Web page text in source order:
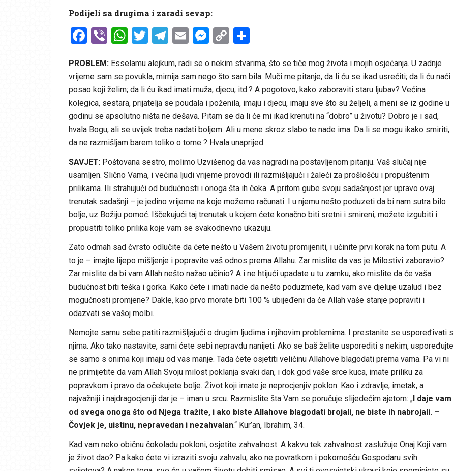
Podijeli sa drugima i zaradi sevap:
Facebook
ViberWhatsApp
Twitter
Telegram
EmailMessenger
Copy
PROBLEM:Esselamu alejkum, radi se o nekim stvarima, što se tiče mog života i mojih osjećanja. U zadnje
vrijeme sam se povukla, mirnija sam nego što sam bila. Muči me pitanje, da li ću se ikad usrećiti; da li ću naći
posao koji želim; da li ću ikad imati muža, djecu, itd.? A pogotovo, kako zaboraviti staru ljubav? Većina
kolegica, sestara, prijatelja se poudala i poženila, imaju i djecu, imaju sve što su željeli, a meni se iz godine u
godinu se apsolutno ništa ne dešava. Pitam se da li će mi ikad krenuti na “dobro” u životu? Dobro je i sad,
hvala Bogu, ali se uvijek treba nadati boljem. Ali u mene skroz slabo te nade ima. Da li se mogu ikako smiriti,
da ne razmišljam barem toliko o tome ? Hvala unaprijed.
SAVJET: Poštovana sestro, molimo Uzvišenog da vas nagradi na postavljenom pitanju. Vaš slučaj nije
usamljen. Slično Vama, i većina ljudi vrijeme provodi ili razmišljajući i žaleći za prošlošću i propuštenim
prilikama. Ili strahujući od budućnosti i onoga šta ih čeka. A pritom gube svoju sadašnjost jer upravo ovaj
trenutak sadašnji – je jedino vrijeme na koje možemo računati. I u njemu nešto poduzeti da bi nam sutra bilo
bolje, uz Božiju pomoć. Iščekujući taj trenutak u kojem ćete konačno biti sretni i smireni, možete izgubiti i
propustiti toliko prilika koje vam se svakodnevno ukazuju.
Zato odmah sad čvrsto odlučite da ćete nešto u Vašem životu promijeniti, i učinite prvi korak na tom putu. A
to je – imajte lijepo mišljenje i popravite vaš odnos prema Allahu. Zar mislite da vas je Milostivi zaboravio?
Zar mislite da bi vam Allah nešto nažao učinio? A i ne htijući upadate u tu zamku, ako mislite da će vaša
budućnost biti teška i gorka. Kako ćete i imati nade da nešto poduzmete, kad vam sve djeluje uzalud i bez
mogućnosti promjene? Dakle, kao prvo morate biti 100 % ubijeđeni da će Allah vaše stanje popraviti i
odazvati se vašoj molbi.
Nemojte samu sebe patiti razmišljajući o drugim ljudima i njihovim problemima. I prestanite se uspoređivati s
njima. Ako tako nastavite, sami ćete sebi nepravdu nanijeti. Ako se baš želite usporediti s nekim, uspoređujte
se samo s onima koji imaju od vas manje. Tada ćete osjetiti veličinu Allahove blagodati prema vama. Pa vi ni
ne primijetite da vam Allah Svoju milost poklanja svaki dan, i dok god vaše srce kuca, imate priliku za
popravkom i pravo da očekujete bolje. Život koji imate je neprocjenjiv poklon. Kao i zdravlje, imetak, a
najvažniji i najdragocjeniji dar je – iman u srcu. Razmislite šta Vam se poručuje slijedećim ajetom: „I daje vam
od svega onoga što od Njega tražite, i ako biste Allahove blagodati brojali, ne biste ih nabrojali. –
Čovjek je, uistinu, nepravedan i nezahvalan.“ Kur’an, Ibrahim, 34.
Kad vam neko običnu čokoladu pokloni, osjetite zahvalnost. A kakvu tek zahvalnost zaslužuje Onaj Koji vam
je život dao? Pa kako ćete vi izraziti svoju zahvalu, ako ne povratkom i pokornošću Gospodaru svih